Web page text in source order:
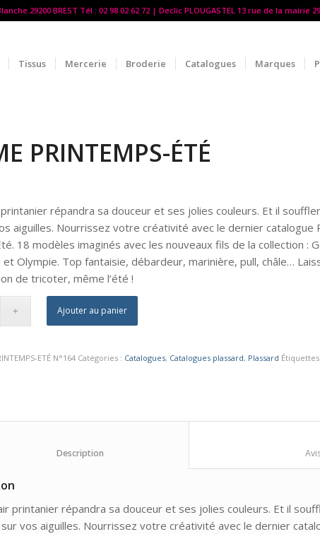
29200 BREST Tél : 02 98 02 62 72 | Declic PLOUGASTEL 13 rue de la mairie
Tissus Mercerie Broderie Catalogues Marques
PRINTEMPS-ÉTÉ
printanier répandra sa douceur et ses jolies couleurs. Et il
aiguilles. Nourrissez votre créativité avec le dernier catalogue
18 modèles imaginés avec les nouveaux fils de la collection :
et Olympie. Top fantaisie, débardeur, marinière, pull, châle…
de tricoter, même l’été !
Ajouter au panier
ETÉ N°164 Catégories : Catalogues, Catalogues plassard, Plassard Étiquettes
printanier répandra sa douceur et ses jolies couleurs. Et il
vos aiguilles. Nourrissez votre créativité avec le dernier